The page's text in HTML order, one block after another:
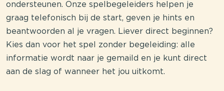
ondersteunen. Onze spelbegeleiders helpen je
graag telefonisch bij de start, geven je hints en
beantwoorden al je vragen. Liever direct beginnen?
Kies dan voor het spel zonder begeleiding: alle
informatie wordt naar je gemaild en je kunt direct
aan de slag of wanneer het jou uitkomt.